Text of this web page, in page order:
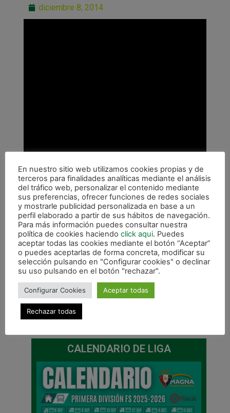
diciembre 8, 2014
ANTERIOR
CALENDARIO DE LIGA
En nuestro sitio web utilizamos cookies propias y de
terceros para finalidades analíticas mediante el análisis
del tráfico web, personalizar el contenido mediante
sus preferencias, ofrecer funciones de redes sociales
y mostrarle publicidad personalizada en base a un
perfil elaborado a partir de sus hábitos de navegación.
Para más información puedes consultar nuestra
política de cookies haciendo click aqui. Puedes
aceptar todas las cookies mediante el botón “Aceptar”
o puedes aceptarlas de forma concreta, modificar su
selección pulsando en "Configurar cookies" o declinar
su uso pulsando en el botón "rechazar".
Configurar Cookies Aceptar todas
Rechazar todas